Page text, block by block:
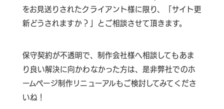
をお見送りされたクライアント様に限り、「サイト更
新どうされますか？」とご相談させて頂きます。
保守契約が不透明で、制作会社様へ相談してもあま
り良い解決に向かわなかった方は、是非弊社でのホ
ームページ制作リニューアルもご検討してみてくださ
いね！